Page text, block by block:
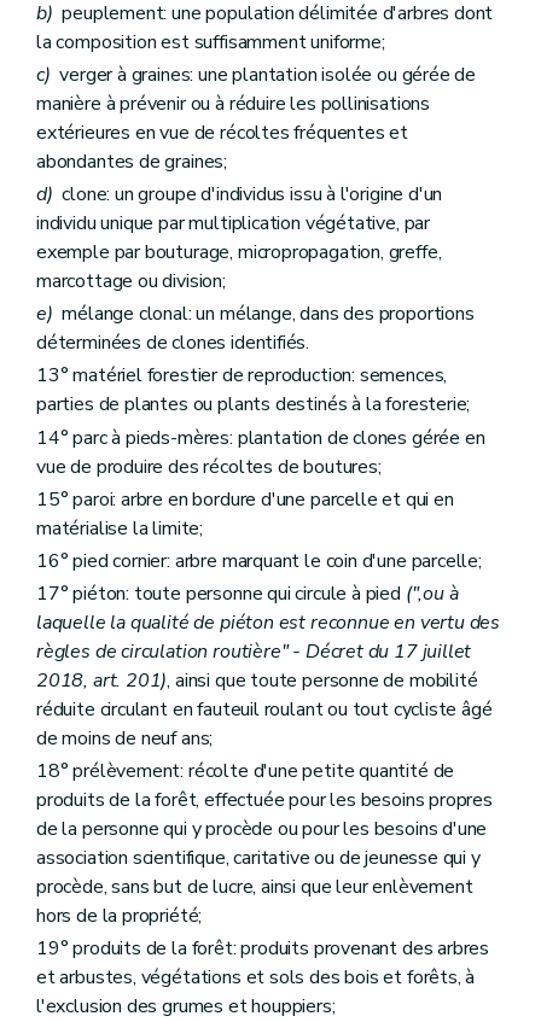
b) peuplement: une population délimitée d'arbres dont
la composition est suffisamment uniforme;
c) verger à graines: une plantation isolée ou gérée de
manière à prévenir ou à réduire les pollinisations
extérieures en vue de récoltes fréquentes et
abondantes de graines;
d) clone: un groupe d'individus issu à l'origine d'un
individu unique par multiplication végétative, par
exemple par bouturage, micropropagation, greffe,
marcottage ou division;
e) mélange clonal: un mélange, dans des proportions
déterminées de clones identifiés.
13° matériel forestier de reproduction: semences,
parties de plantes ou plants destinés à la foresterie;
14° parc à pieds-mères: plantation de clones gérée en
vue de produire des récoltes de boutures;
15° paroi: arbre en bordure d'une parcelle et qui en
matérialise la limite;
16° pied cornier: arbre marquant le coin d'une parcelle;
17° piéton: toute personne qui circule à pied (",ou à
laquelle la qualité de piéton est reconnue en vertu des
règles de circulation routière" - Décret du 17 juillet
2018, art. 201), ainsi que toute personne de mobilité
réduite circulant en fauteuil roulant ou tout cycliste âgé
de moins de neuf ans;
18° prélèvement: récolte d'une petite quantité de
produits de la forêt, effectuée pour les besoins propres
de la personne qui y procède ou pour les besoins d'une
association scientifique, caritative ou de jeunesse qui y
procède, sans but de lucre, ainsi que leur enlèvement
hors de la propriété;
19° produits de la forêt: produits provenant des arbres
et arbustes, végétations et sols des bois et forêts, à
l'exclusion des grumes et houppiers;